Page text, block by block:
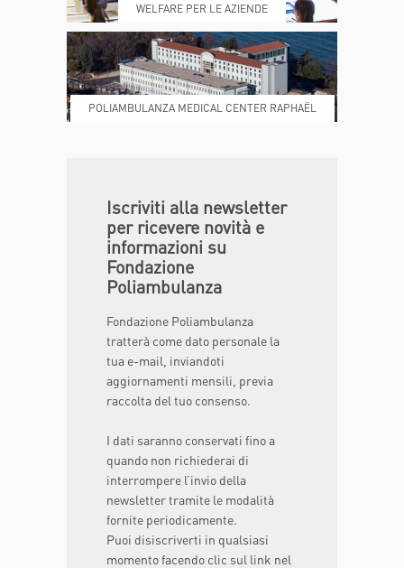
DONA ORA MAGAZINE
WELFARE PER LE AZIENDE
POLIAMBULANZA MEDICAL CENTER RAPHAËL
Iscriviti alla newsletter
per ricevere novità e
informazioni su
Fondazione
Poliambulanza
Fondazione Poliambulanza
tratterà come dato personale la
tua e-mail, inviandoti
aggiornamenti mensili, previa
raccolta del tuo consenso.
I dati saranno conservati fino a
quando non richiederai di
interrompere l’invio della
newsletter tramite le modalità
fornite periodicamente.
Puoi disiscriverti in qualsiasi
momento facendo clic sul link nel